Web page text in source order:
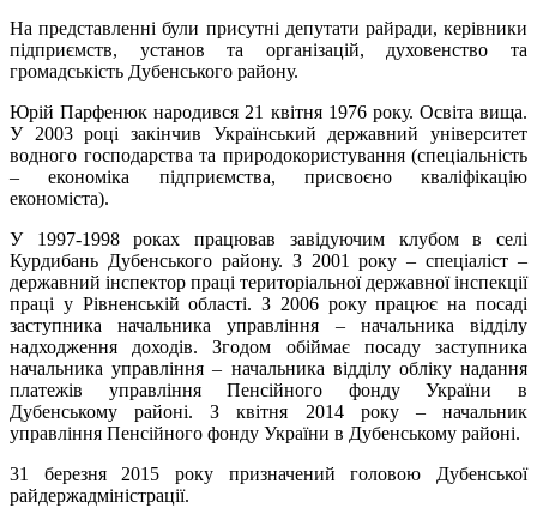
На представленні були присутні депутати райради, керівники
підприємств, установ та організацій, духовенство та
громадськість Дубенського району.
Юрій Парфенюк народився 21 квітня 1976 року. Освіта вища.
У 2003 році закінчив Український державний університет
водного господарства та природокористування (спеціальність
– економіка підприємства, присвоєно кваліфікацію
економіста).
У 1997-1998 роках працював завідуючим клубом в селі
Курдибань Дубенського району. З 2001 року – спеціаліст –
державний інспектор праці територіальної державної інспекції
праці у Рівненській області. З 2006 року працює на посаді
заступника начальника управління – начальника відділу
надходження доходів. Згодом обіймає посаду заступника
начальника управління – начальника відділу обліку надання
платежів управління Пенсійного фонду України в
Дубенському районі.
З квітня 2014 року – начальник
управління Пенсійного фонду України в Дубенському районі.
31
березня 2015 року призначений головою Дубенської
райдержадміністрації.